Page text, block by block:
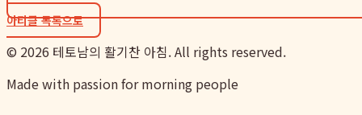
아티클 목록으로
© 2026 테토남의 활기찬 아침. All rights reserved.
Made with passion for morning people